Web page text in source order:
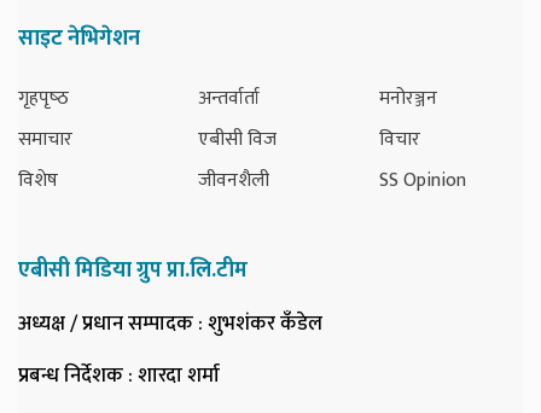
साइट नेभिगेशन
गृहपृष्‍ठ
समाचार
विशेष
अन्तर्वार्ता
एबीसी विज
जीवनशैली
मनोरञ्जन
विचार
SS Opinion
एबीसी मिडिया ग्रुप प्रा.लि.टीम
अध्यक्ष / प्रधान सम्पादक: शुभशंकर कँडेल
प्रबन्ध निर्देशक: शारदा शर्मा